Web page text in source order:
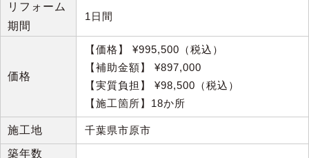
リフォーム
期間
1日間
価格
【価格】 ¥995,500（税込）
【補助金額】 ¥897,000
【実質負担】 ¥98,500（税込）
【施工箇所】18か所
施工地
千葉県市原市
築年数